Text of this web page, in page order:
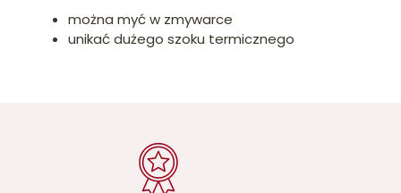
można myć w zmywarce
unikać dużego szoku termicznego